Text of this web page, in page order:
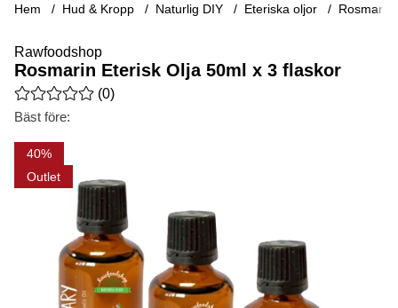
Hem Hud & Kropp Naturlig DIY Eteriska oljor Rosmarin
Rawfoodshop
Rosmarin Eterisk Olja 50ml x 3 flaskor
Medelbetyg 0 av 5 Antal betyg 0
(0)
Bäst före:
40
Outlet
Produktbilder Rosmarin Eterisk Olja 50ml x 3 flaskor